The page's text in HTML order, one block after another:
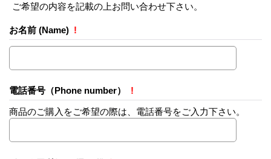
ご希望の内容を記載の上お問い合わせ下さい。
お名前 (Name) !
電話番号（Phone number） !
商品のご購入をご希望の際は、電話番号をご入力下さい。